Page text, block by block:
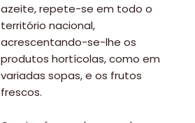
azeite, repete-se em todo o
território nacional,
acrescentando-se-lhe os
produtos hortícolas, como em
variadas sopas, e os frutos
frescos.